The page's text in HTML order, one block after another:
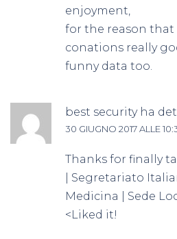
enjoyment,
for the reason that
conations really
funny data too.
best security ha
30 GIUGNO 2017 ALLE
Thanks for finally
| Segretariato
Medicina | Sede
<Liked it!